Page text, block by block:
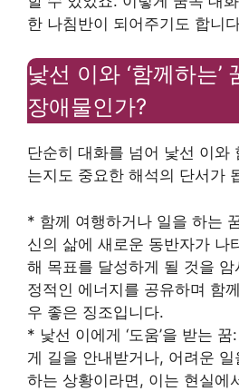
한 나침반이 되어주기도 합니
낯선 이와 ‘함께하는’
장애물인가?
단순히 대화를 넘어 낯선 이와
는지도 중요한 해석의 단서가
* 함께 여행하거나 일을 하는
신의 삶에 새로운 동반자가 나
해 목표를 달성하게 될 것을
정적인 에너지를 공유하며 함
우 좋은 징조입니다.
* 낯선 이에게 ‘도움’을 받는
게 길을 안내받거나, 어려운
하는 상황이라면, 이는 현실에